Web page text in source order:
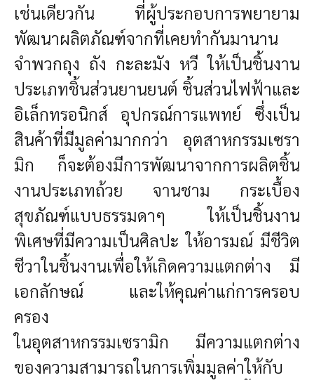
เช่นเดียวกัน ที่ผู้ประกอบการพยายาม
พัฒนาผลิตภัณฑ์จากที่เคยทำกันมานาน
จำพวกถุง ถัง กะละมัง หวี ให้เป็นชิ้นงาน
ประเภทชิ้นส่วนยานยนต์ ชิ้นส่วนไฟฟ้าและ
อิเล็กทรอนิกส์ อุปกรณ์การแพทย์ ซึ่งเป็น
สินค้าที่มีมูลค่ามากกว่า อุตสาหกรรมเซรา
มิก ก็จะต้องมีการพัฒนาจากการผลิตชิ้น
งานประเภทถ้วย จานชาม กระเบื้อง
สุขภัณฑ์แบบธรรมดาๆ ให้เป็นชิ้นงาน
พิเศษที่มีความเป็นศิลปะ ให้อารมณ์ มีชีวิต
ชีวาในชิ้นงานเพื่อให้เกิดความแตกต่าง มี
เอกลักษณ์ และให้คุณค่าแก่การครอบ
ครอง
ในอุตสาหกรรมเซรามิก มีความแตกต่าง
ของความสามารถในการเพิ่มมูลค่าให้กับ